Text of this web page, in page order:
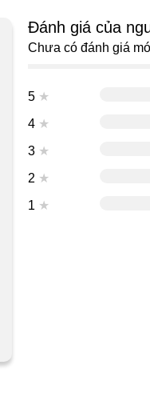
Đánh giá của
Chưa có đánh giá
5 ★
4 ★
3 ★
2 ★
1 ★